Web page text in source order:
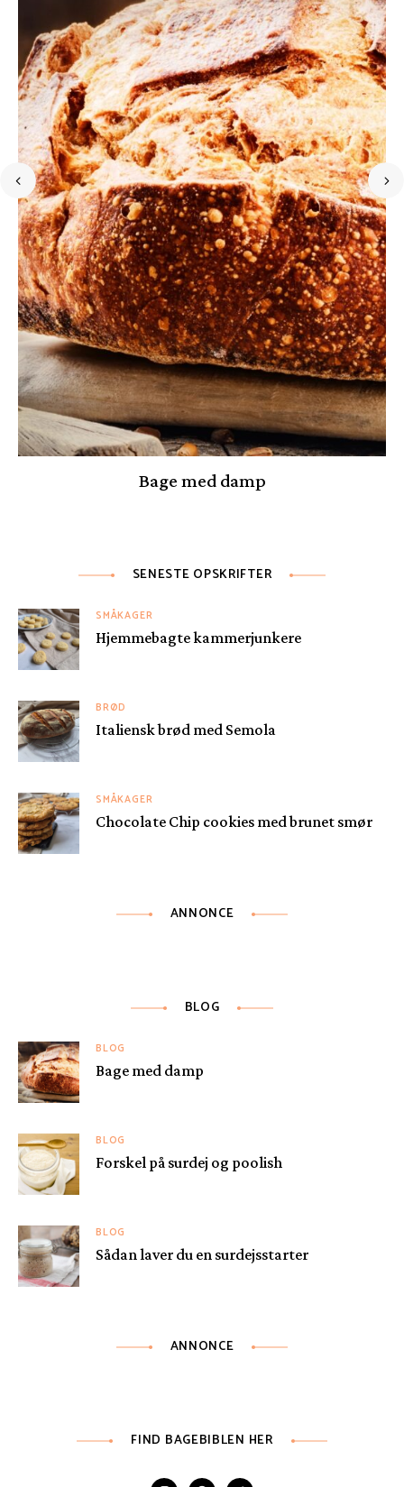
Bage med damp
SENESTE OPSKRIFTER
SMÅKAGER
Hjemmebagte kammerjunkere
BRØD
Italiensk brød med Semola
SMÅKAGER
Chocolate Chip cookies med brunet smør
ANNONCE
BLOG
BLOG
Bage med damp
BLOG
Forskel på surdej og poolish
BLOG
Sådan laver du en surdejsstarter
ANNONCE
FIND BAGEBIBLEN HER